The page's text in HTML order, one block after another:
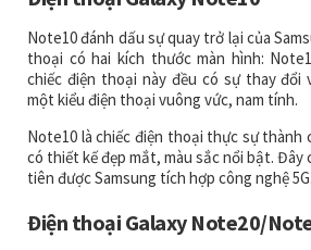
Note10 đánh dấu sự quay trở lại của
thoại có hai kích thước màn hình:
chiếc điện thoại này đều có sự thay đổi
một kiểu điện thoại vuông vức, nam tính.
Note10 là chiếc điện thoại thực sự thành
có thiết kế đẹp mắt, màu sắc nổi bật. Đây
tiên được Samsung tích hợp công nghệ 5G.
Điện thoại Galaxy Note20/